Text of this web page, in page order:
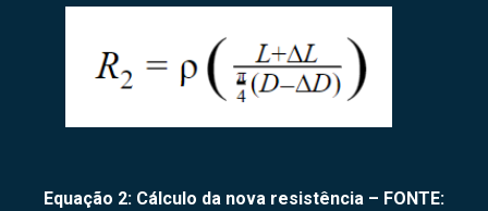
Equação 2: Cálculo da nova resistência – FONTE: